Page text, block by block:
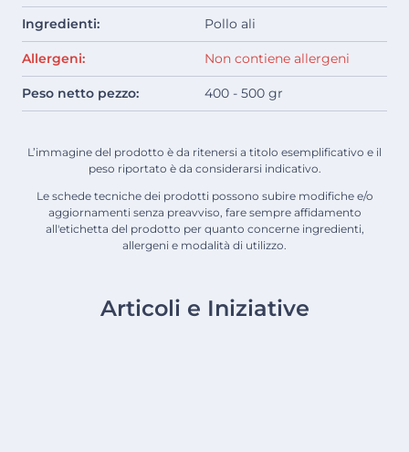
Ingredienti: Pollo ali
Allergeni: Non contiene allergeni
Peso netto pezzo: 400 - 500 gr
L’immagine del prodotto è da ritenersi a titolo esemplificativo e il
peso riportato è da considerarsi indicativo.
Le schede tecniche dei prodotti possono subire modifiche e/o
aggiornamenti senza preavviso, fare sempre affidamento
all'etichetta del prodotto per quanto concerne ingredienti,
allergeni e modalità di utilizzo.
Articoli e Iniziative